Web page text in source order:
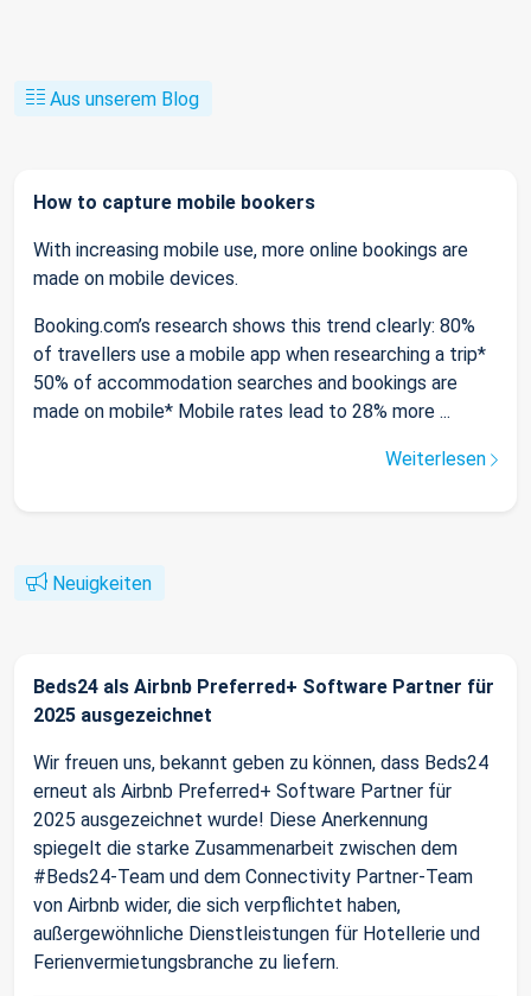
Aus unserem Blog
How to capture mobile bookers
With increasing mobile use, more online bookings are
made on mobile devices.
Booking.com’s research shows this trend clearly: 80%
of travellers use a mobile app when researching a trip*
50% of accommodation searches and bookings are
made on mobile* Mobile rates lead to 28% more ...
Weiterlesen
Neuigkeiten
Beds24 als Airbnb Preferred+ Software Partner für
2025 ausgezeichnet
Wir freuen uns, bekannt geben zu können, dass Beds24
erneut als Airbnb Preferred+ Software Partner für
2025 ausgezeichnet wurde! Diese Anerkennung
spiegelt die starke Zusammenarbeit zwischen dem
#Beds24-Team und dem Connectivity Partner-Team
von Airbnb wider, die sich verpflichtet haben,
außergewöhnliche Dienstleistungen für Hotellerie und
Ferienvermietungsbranche zu liefern.